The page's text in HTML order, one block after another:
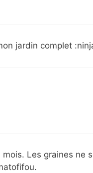
jardin complet
Les graines ne